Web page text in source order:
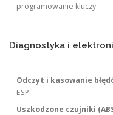
programowanie kluczy.
Diagnostyka i
Odczyt i kasowanie
ESP.
Uszkodzone czujniki